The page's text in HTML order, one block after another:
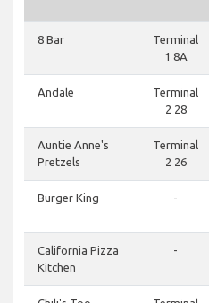
8 Bar
Terminal
1 8A
Andale
Terminal
2 28
Auntie Anne's
Pretzels
Terminal
2 26
Burger King -
California Pizza
Kitchen
-